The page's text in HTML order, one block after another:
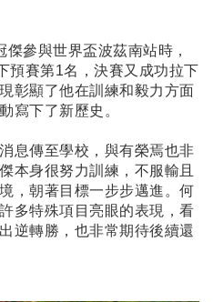
參與世界盃波茲南站時，
預賽第1名，決賽又成功拉下
彰顯了他在訓練和毅力方面
寫下了新歷史。
息傳至學校，與有榮焉也非
本身很努力訓練，不服輸且
，朝著目標一步步邁進。何
多特殊項目亮眼的表現，看
逆轉勝，也非常期待後續還